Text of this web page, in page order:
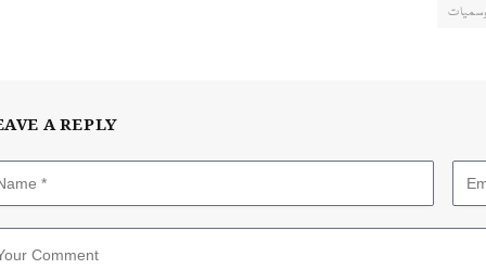
A REPLY